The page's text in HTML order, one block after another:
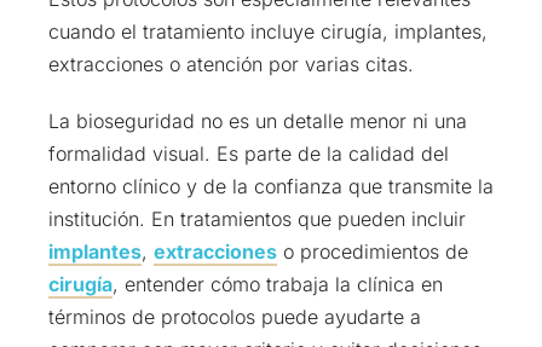
cuando el tratamiento incluye cirugía, implantes,
extracciones o atención por varias citas.
La bioseguridad no es un detalle menor ni una
formalidad visual. Es parte de la calidad del
entorno clínico y de la confianza que transmite la
institución. En tratamientos que pueden incluir
implantes, extracciones o procedimientos de
cirugía, entender cómo trabaja la clínica en
términos de protocolos puede ayudarte a